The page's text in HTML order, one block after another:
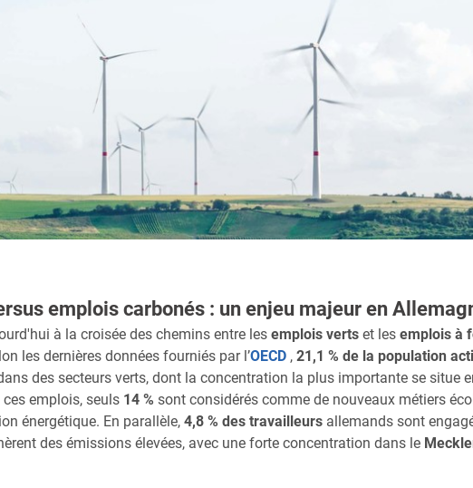
emplois carbonés : un enjeu majeur en
à la croisée des chemins entre les emplois verts et les emplois à
les dernières données fourniés par l’OECD , 21,1 % de la population
des secteurs verts, dont la concentration la plus importante se situe
emplois, seuls 14 % sont considérés comme de nouveaux métiers
énergétique. En parallèle, 4,8 % des travailleurs allemands sont
des émissions élevées, avec une forte concentration dans le